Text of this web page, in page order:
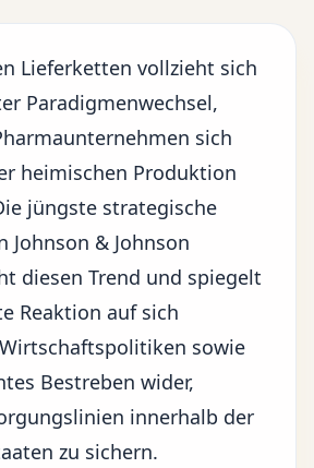
Lieferketten vollzieht sich
Paradigmenwechsel,
sich
heimischen Produktion
jüngste strategische
Johnson & Johnson
diesen Trend und spiegelt
Reaktion auf sich
sowie
Bestreben wider,
innerhalb der
zu sichern.